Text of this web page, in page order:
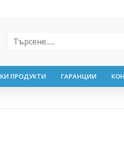
ПРОДУКТИ ГАРАНЦИИ